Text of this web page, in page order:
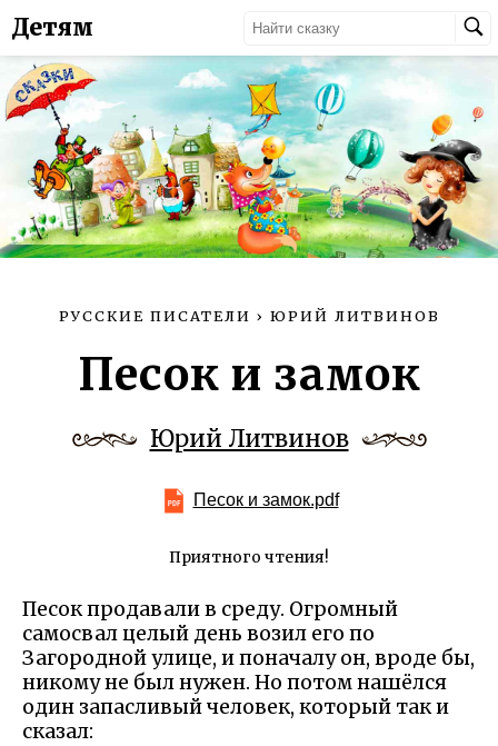
Детям
РУССКИЕ ПИСАТЕЛИ › ЮРИЙ ЛИТВИНОВ
Песок и замок
Юрий Литвинов
Песок и замок.pdf
Приятного чтения!
Песок продавали в среду. Огромный
самосвал целый день возил его по
Загородной улице, и поначалу он, вроде бы,
никому не был нужен. Но потом нашёлся
один запасливый человек, который так и
сказал: